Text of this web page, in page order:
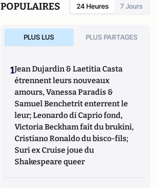
POPULAIRES 24 Heures 7 Jours
PLUS LUS PLUS PARTAGES
1Jean Dujardin & Laetitia Casta
étrennent leurs nouveaux
amours, Vanessa Paradis &
Samuel Benchetrit enterrent le
leur; Leonardo di Caprio fond,
Victoria Beckham fait du brukini,
Cristiano Ronaldo du bisco-fils;
Suri ex Cruise joue du
Shakespeare queer